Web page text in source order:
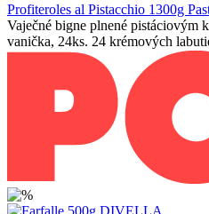
Profiteroles al Pistacchio 1300g
Vaječné bigne plnené pistáciovým
vanička, 24ks. 24 krémových